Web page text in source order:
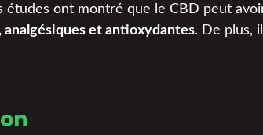
études ont montré que le CBD peut
et antioxydantes. De plus,